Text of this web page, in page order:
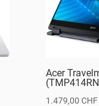
Acer
1.479,00 CHF